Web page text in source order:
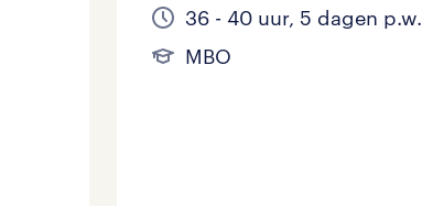
Horeca / Catering
Ondersteunend onderwijs
36 - 40 uur, 5 dagen p.w.
MBO